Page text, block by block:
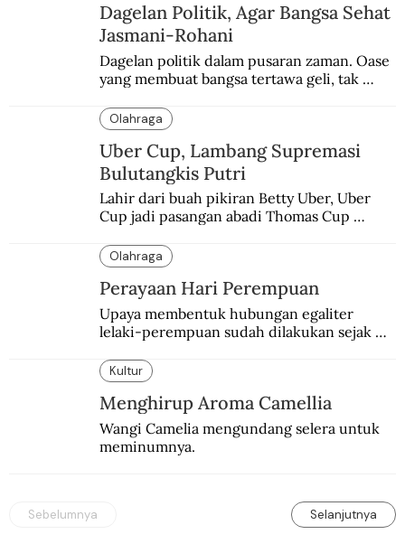
Dagelan Politik, Agar Bangsa Sehat
Jasmani-Rohani
Dagelan politik dalam pusaran zaman. Oase
yang membuat bangsa tertawa geli, tak
Olahraga
Uber Cup, Lambang Supremasi
Bulutangkis Putri
Lahir dari buah pikiran Betty Uber, Uber
Cup jadi pasangan abadi Thomas Cup
Olahraga
Perayaan Hari Perempuan
Upaya membentuk hubungan egaliter
lelaki-perempuan sudah dilakukan sejak
Kultur
Menghirup Aroma Camellia
Wangi Camelia mengundang selera untuk
meminumnya.
Sebelumnya Selanjutnya